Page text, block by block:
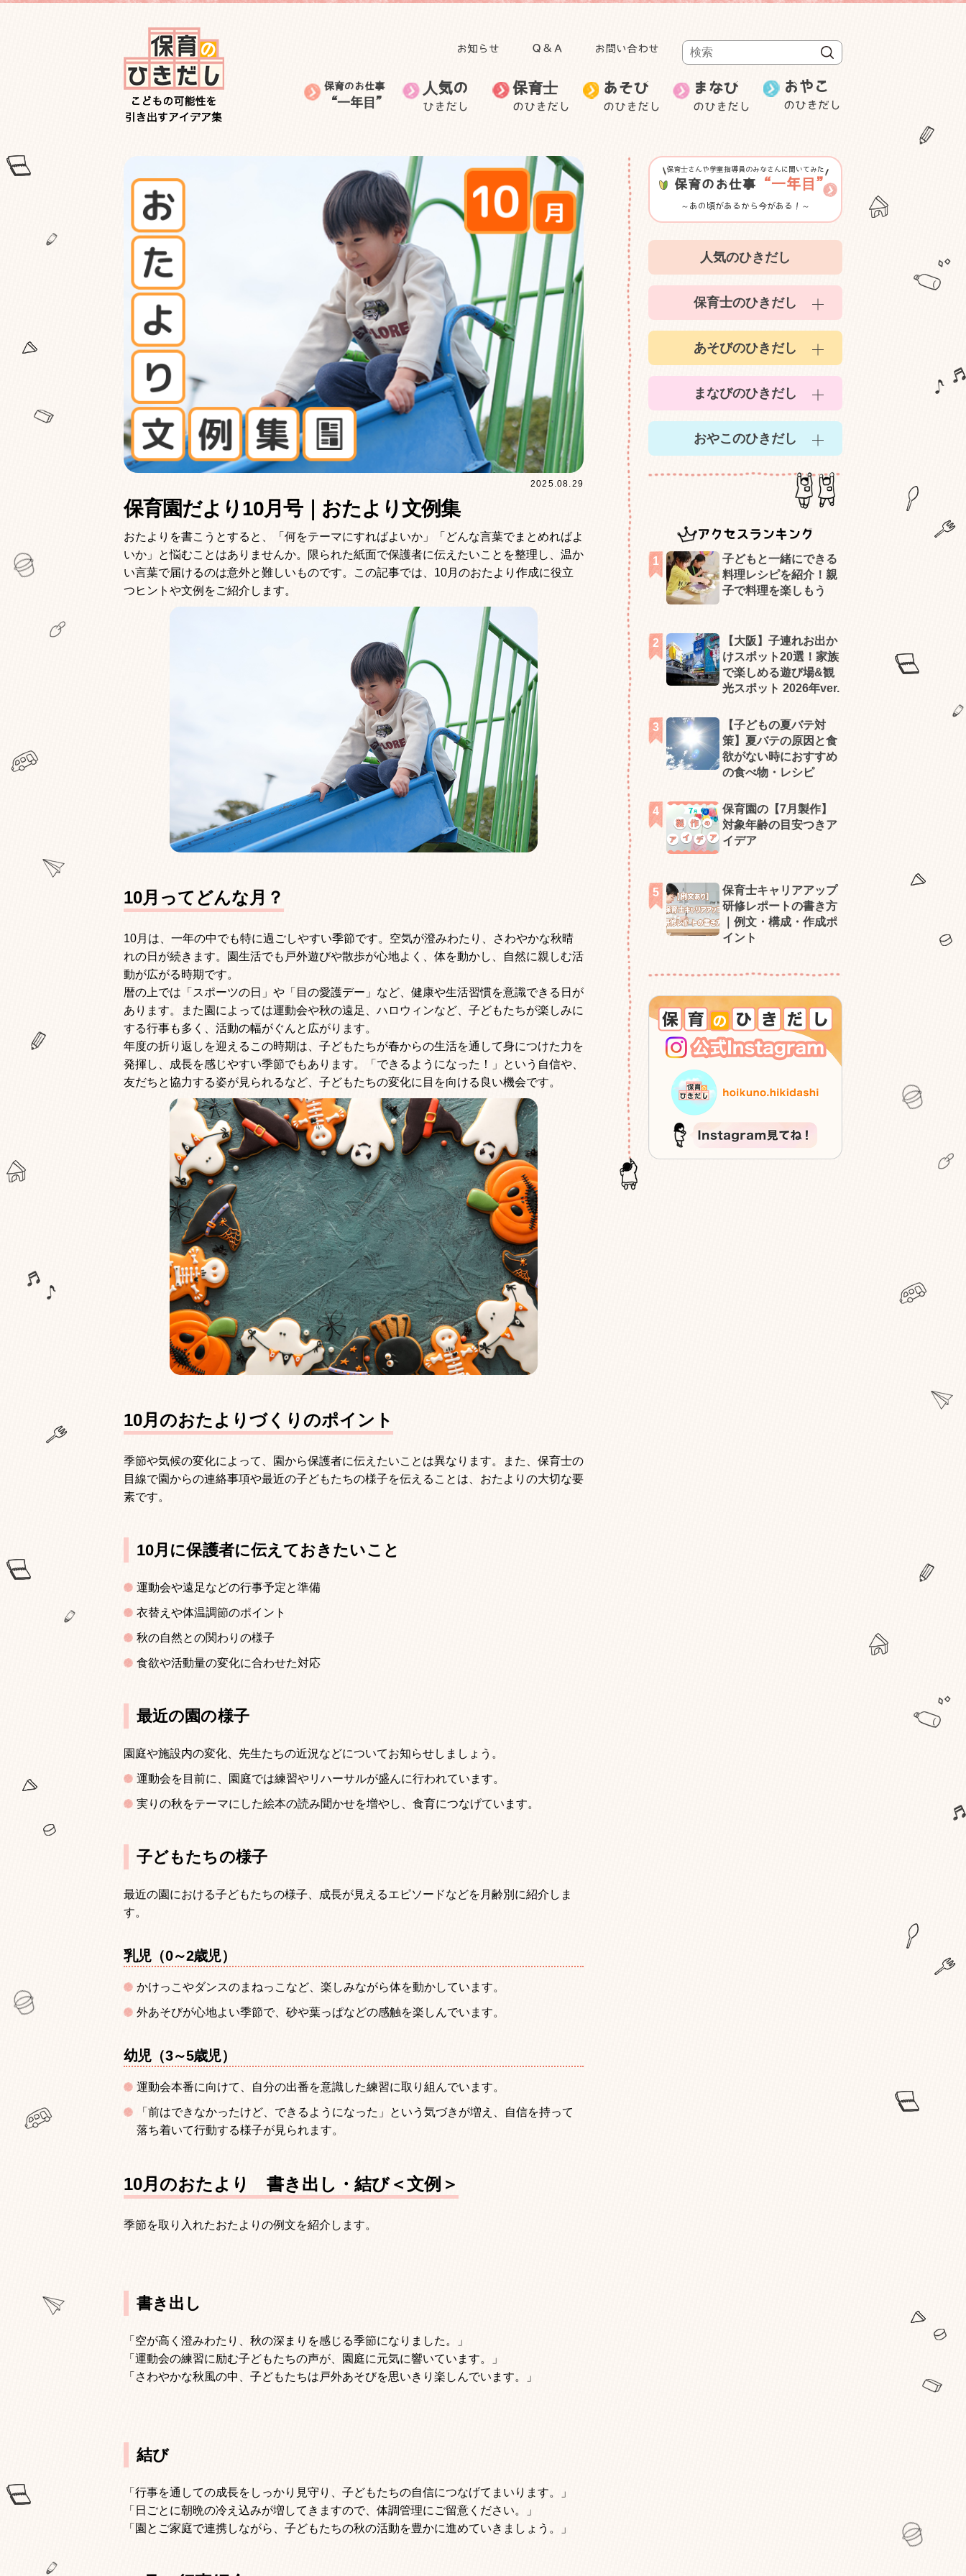
お知らせ Ｑ＆Ａ お問い合わせ
保育のお仕事
“一年目”
人気の
ひきだし
保育士
のひきだし
あそび
のひきだし
まなび
のひきだし
おやこ
のひきだし
ごっこ遊び 身体を動かす遊び ゲーム性のある遊び
身近な素材で作って遊
ぶ
室内装飾 室内遊び
外遊び かんたん食育
手作りおもちゃ その他
むっちゃん先生と学ぼ
自然に目を向けてみよ
う
研修・セミナー等紹介
子ども・子育てニュー
ス
保護者との関わり
2025.08.29
保育園だより10月号｜おたより文例集
おたよりを書こうとすると、「何をテーマにすればよいか」「どんな言葉でまとめればよ
いか」と悩むことはありませんか。限られた紙面で保護者に伝えたいことを整理し、温か
い言葉で届けるのは意外と難しいものです。この記事では、10月のおたより作成に役立
つヒントや文例をご紹介します。
10月ってどんな月？
10月は、一年の中でも特に過ごしやすい季節です。空気が澄みわたり、さわやかな秋晴
れの日が続きます。園生活でも戸外遊びや散歩が心地よく、体を動かし、自然に親しむ活
動が広がる時期です。
暦の上では「スポーツの日」や「目の愛護デー」など、健康や生活習慣を意識できる日が
あります。また園によっては運動会や秋の遠足、ハロウィンなど、子どもたちが楽しみに
する行事も多く、活動の幅がぐんと広がります。
年度の折り返しを迎えるこの時期は、子どもたちが春からの生活を通して身につけた力を
発揮し、成長を感じやすい季節でもあります。「できるようになった！」という自信や、
友だちと協力する姿が見られるなど、子どもたちの変化に目を向ける良い機会です。
10月のおたよりづくりのポイント
季節や気候の変化によって、園から保護者に伝えたいことは異なります。また、保育士の
目線で園からの連絡事項や最近の子どもたちの様子を伝えることは、おたよりの大切な要
素です。
10月に保護者に伝えておきたいこと
運動会や遠足などの行事予定と準備
衣替えや体温調節のポイント
秋の自然との関わりの様子
食欲や活動量の変化に合わせた対応
最近の園の様子
園庭や施設内の変化、先生たちの近況などについてお知らせしましょう。
運動会を目前に、園庭では練習やリハーサルが盛んに行われています。
実りの秋をテーマにした絵本の読み聞かせを増やし、食育につなげています。
子どもたちの様子
最近の園における子どもたちの様子、成長が見えるエピソードなどを月齢別に紹介しま
す。
乳児（0～2歳児）
かけっこやダンスのまねっこなど、楽しみながら体を動かしています。
外あそびが心地よい季節で、砂や葉っぱなどの感触を楽しんでいます。
幼児（3～5歳児）
運動会本番に向けて、自分の出番を意識した練習に取り組んでいます。
「前はできなかったけど、できるようになった」という気づきが増え、自信を持って
落ち着いて行動する様子が見られます。
10月のおたより 書き出し・結び＜文例＞
季節を取り入れたおたよりの例文を紹介します。
書き出し
「空が高く澄みわたり、秋の深まりを感じる季節になりました。」
「運動会の練習に励む子どもたちの声が、園庭に元気に響いています。」
「さわやかな秋風の中、子どもたちは戸外あそびを思いきり楽しんでいます。」
結び
「行事を通しての成長をしっかり見守り、子どもたちの自信につなげてまいります。」
「日ごとに朝晩の冷え込みが増してきますので、体調管理にご留意ください。」
「園とご家庭で連携しながら、子どもたちの秋の活動を豊かに進めていきましょう。」
保育士さんや学童指導員のみなさんに聞いてみた
保育のお仕事 “一年目”
～あの頃があるから今がある！～
人気のひきだし
保育士のひきだし
あそびのひきだし
まなびのひきだし
おやこのひきだし
アクセスランキング
子どもと一緒にできる
料理レシピを紹介！親
子で料理を楽しもう
【大阪】子連れお出か
けスポット20選！家族
で楽しめる遊び場&観
光スポット 2026年ver.
【子どもの夏バテ対
策】夏バテの原因と食
欲がない時におすすめ
の食べ物・レシピ
保育園の【7月製作】
対象年齢の目安つきア
イデア
保育士キャリアアップ
研修レポートの書き方
｜例文・構成・作成ポ
イント